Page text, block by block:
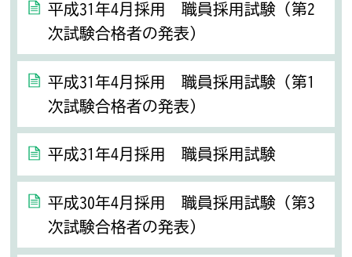
平成31年4月採用 職員採用試験（第2
次試験合格者の発表）
平成31年4月採用 職員採用試験（第1
次試験合格者の発表）
平成31年4月採用 職員採用試験
平成30年4月採用 職員採用試験（第3
次試験合格者の発表）